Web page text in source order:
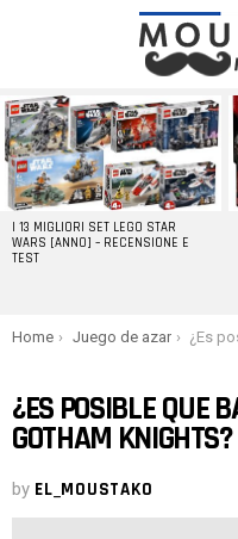
LATEST
STORIES
I 13 MIGLIORI SET LEGO STAR
WARS [ANNO] – RECENSIONE E
TEST
You are here:
Home Juego de azar ¿Es posible que
¿ES POSIBLE QUE
GOTHAM KNIGHTS?
by EL_MOUSTAKO